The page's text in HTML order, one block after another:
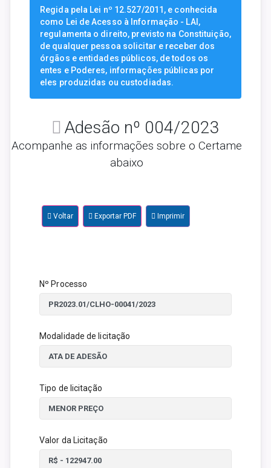
Regida pela Lei nº 12.527/2011, e conhecida
como Lei de Acesso à Informação - LAI,
regulamenta o direito, previsto na Constituição,
de qualquer pessoa solicitar e receber dos
órgãos e entidades públicos, de todos os
entes e Poderes, informações públicas por
eles produzidas ou custodiadas.
Adesão nº 004/2023
Acompanhe as informações sobre o Certame
abaixo
Voltar Exportar PDF Imprimir
Nº Processo
Modalidade de licitação
Tipo de licitação
Valor da Licitação